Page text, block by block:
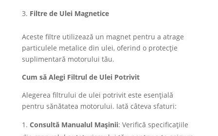
Filtre de Ulei Magnetice
Aceste filtre utilizează un magnet pentru a atrage
particulele metalice din ulei, oferind o protecție
suplimentară motorului tău.
Cum să Alegi Filtrul de Ulei Potrivit
Alegerea filtrului de ulei potrivit este esențială
pentru sănătatea motorului. Iată câteva sfaturi:
Consultă Manualul Mașinii: Verifică specificațiile